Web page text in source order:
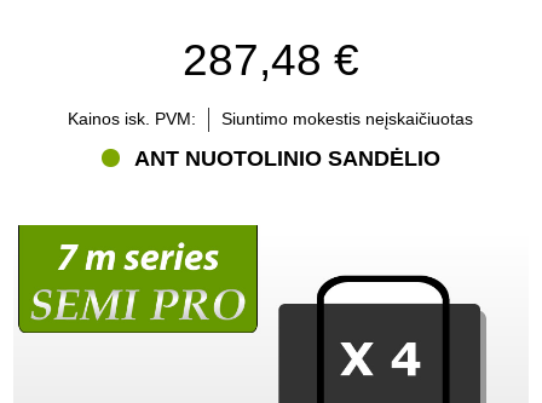
287,48 €
Kainos isk. PVM: Siuntimo mokestis neįskaičiuotas
ANT NUOTOLINIO SANDĖLIO